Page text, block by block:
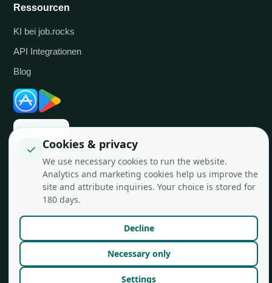
Ressourcen
KI bei job.rocks
API Integrationen
Blog
✓ Cookies & privacy
We use necessary cookies to run the website.
Analytics and marketing cookies help us improve the
site and attribute inquiries. Your choice is stored for
180 days.
Decline
Necessary only
Settings